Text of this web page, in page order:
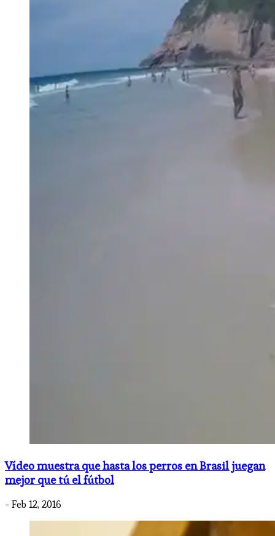
Vídeo muestra que hasta los perros en Brasil juegan
mejor que tú el fútbol
- Feb 12, 2016